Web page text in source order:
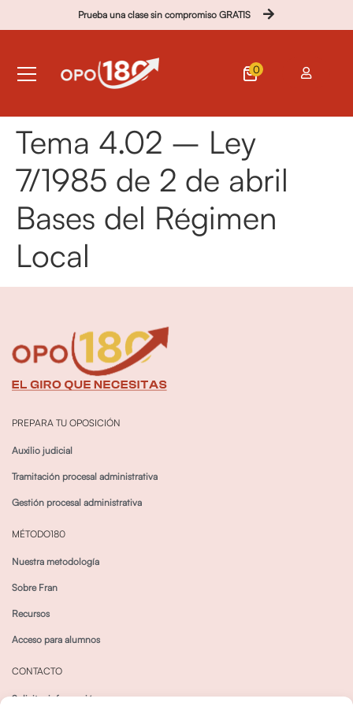
Prueba una clase sin compromiso GRATIS
0
Tema 4.02 – Ley
7/1985 de 2 de abril
Bases del Régimen
Local
PREPARA TU OPOSICIÓN
Auxilio judicial
Tramitación procesal administrativa
Gestión procesal administrativa
MÉTODO180
Nuestra metodología
Sobre Fran
Recursos
Acceso para alumnos
CONTACTO
Solicitar información